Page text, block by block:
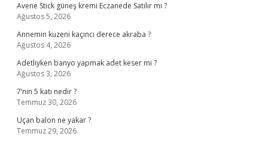
Avene Stick güneş kremi Eczanede Satılır mı ?
Ağustos 5, 2026
Annemin kuzeni kaçıncı derece akraba ?
Ağustos 4, 2026
Adetliyken banyo yapmak adet keser mi ?
Ağustos 3, 2026
7’nin 5 katı nedir ?
Temmuz 30, 2026
Uçan balon ne yakar ?
Temmuz 29, 2026